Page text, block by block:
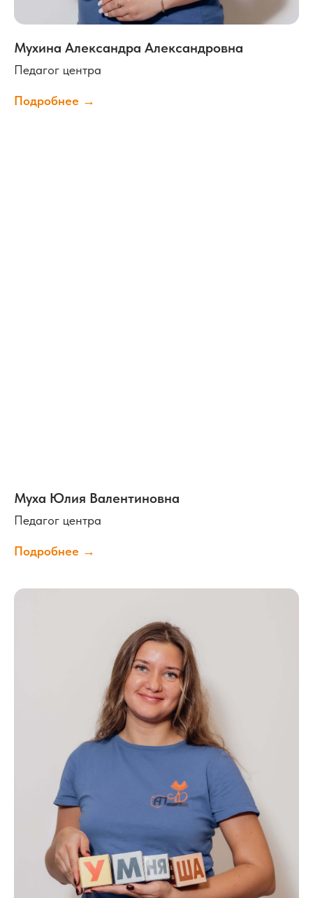
Мухина Александра Александровна
Педагог центра
Подробнее →
Муха Юлия Валентиновна
Педагог центра
Подробнее →